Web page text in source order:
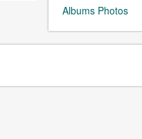
Albums Photos